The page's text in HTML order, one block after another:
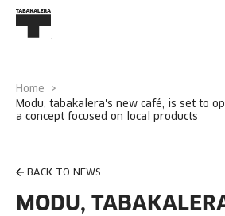
Home
modu, tabakalera's new café, is set to open in september with
a concept focused on local products
BACK TO NEWS
MODU,